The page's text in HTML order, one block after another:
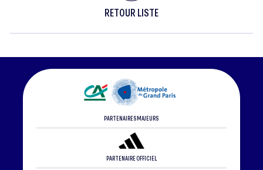
RETOUR LISTE
PARTENAIRES MAJEURS
PARTENAIRE OFFICIEL